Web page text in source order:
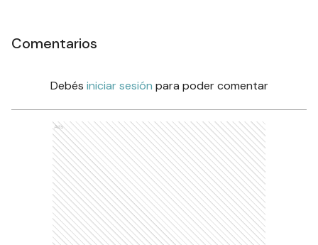
Comentarios
Debés iniciar sesión para poder comentar
Ads